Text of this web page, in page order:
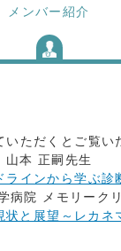
メンバー紹介
いただくとご覧
本 正嗣先生
ラインから学ぶ診
病院 メモリー
と展望～レカネ